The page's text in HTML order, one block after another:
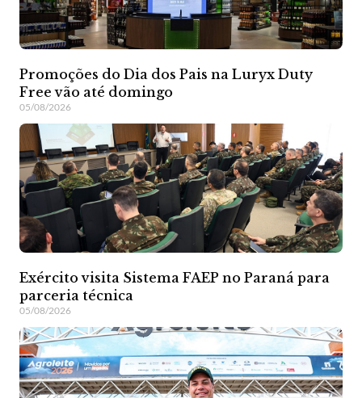
Promoções do Dia dos Pais na Luryx Duty
Free vão até domingo
05/08/2026
Exército visita Sistema FAEP no Paraná para
parceria técnica
05/08/2026